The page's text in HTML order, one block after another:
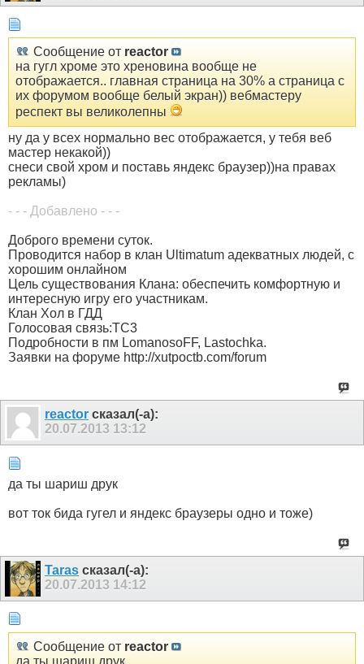
Сообщение от reactor
на гугл хроме это хреновина вообще не
отображается.. главная страница на 30% а страница с
их форумом вообще белый экран)) вебмастеру
респект вы великолепны
ну да у всех нормально вес отображается, у тебя веб
мастер некакой))
снеси свой хром и поставь яндекс браузер))на правах
рекламы)
- - - Добавлено - - -
Доброго времени суток.
Проводится набор в клан Ultimatum адекватных людей, с
хорошим онлайном
Цель существования Клана: обеспечить комфортную и
интересную игру его участникам.
Клан Хол в ГДД
Голосовая связь:ТС3
Подробности в пм LomanosoFF, Lastochka.
Заявки на форуме http://xutpoctb.com/forum
reactor сказал(-а):
20.07.2013 13:12
да ты шариш друк
вот ток бида гугел и яндекс браузеры одно и тоже)
Taras сказал(-а):
20.07.2013 14:12
Сообщение от reactor
да ты шариш друк